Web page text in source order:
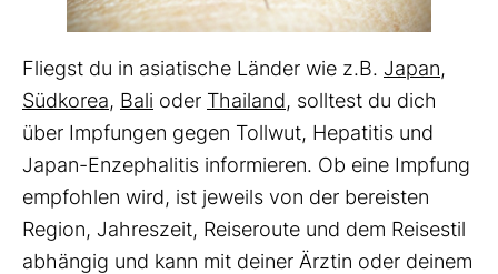
Fliegst du in asiatische Länder wie z.B. Japan,
Südkorea, Bali oder Thailand, solltest du dich
über Impfungen gegen Tollwut, Hepatitis und
Japan-Enzephalitis informieren. Ob eine Impfung
empfohlen wird, ist jeweils von der bereisten
Region, Jahreszeit, Reiseroute und dem Reisestil
abhängig und kann mit deiner Ärztin oder deinem